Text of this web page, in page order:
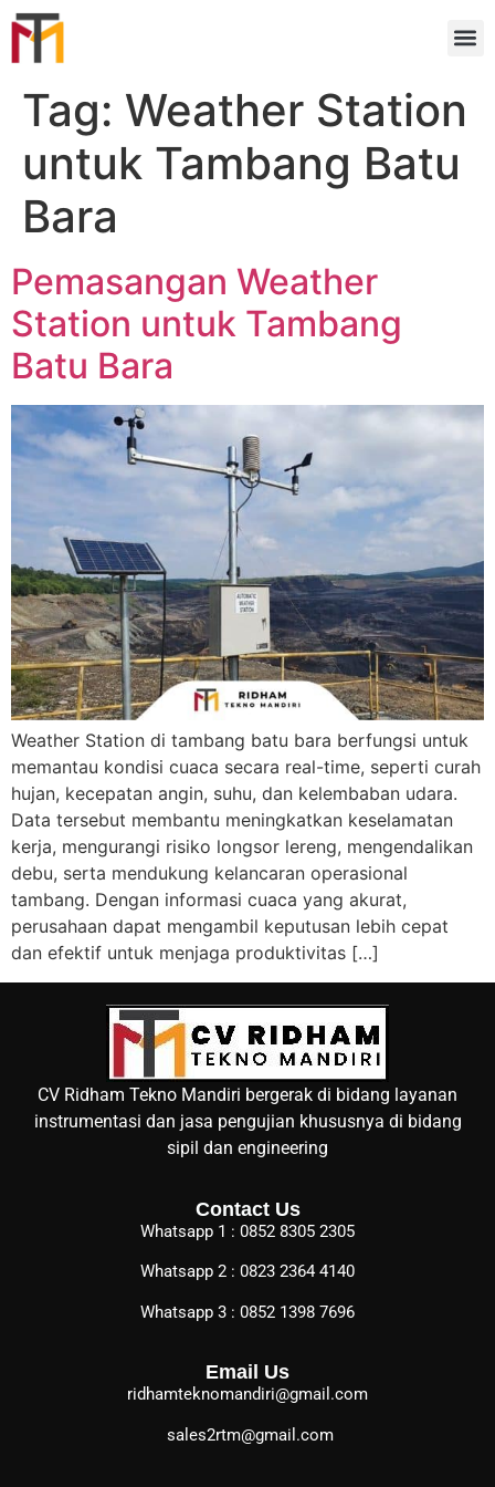
Tag: Weather Station
untuk Tambang Batu
Bara
Pemasangan Weather
Station untuk Tambang
Batu Bara
Weather Station di tambang batu bara berfungsi untuk
memantau kondisi cuaca secara real-time, seperti curah
hujan, kecepatan angin, suhu, dan kelembaban udara.
Data tersebut membantu meningkatkan keselamatan
kerja, mengurangi risiko longsor lereng, mengendalikan
debu, serta mendukung kelancaran operasional
tambang. Dengan informasi cuaca yang akurat,
perusahaan dapat mengambil keputusan lebih cepat
dan efektif untuk menjaga produktivitas […]
CV Ridham Tekno Mandiri bergerak di bidang layanan
instrumentasi dan jasa pengujian khususnya di bidang
sipil dan engineering
Contact Us
Whatsapp 1 : 0852 8305 2305
Whatsapp 2 : 0823 2364 4140
Whatsapp 3 : 0852 1398 7696
Email Us
ridhamteknomandiri@gmail.com
sales2rtm@gmail.com